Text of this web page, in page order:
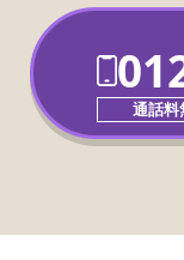
通話料